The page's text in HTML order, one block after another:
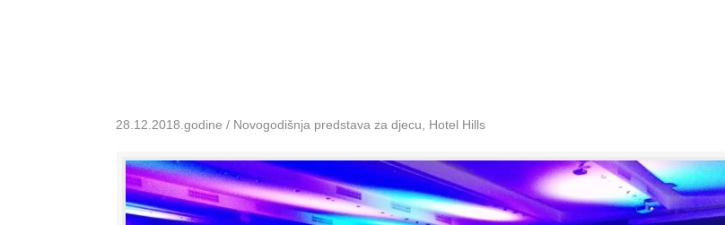
28.12.2018.godine / Novogodišnja predstava za djecu, Hotel Hills